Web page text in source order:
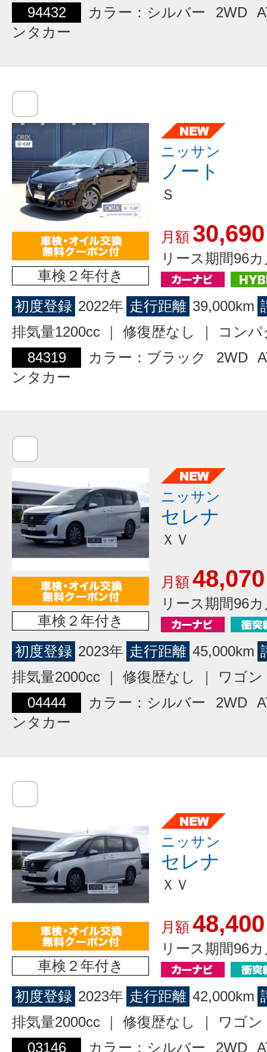
94432
カラー：シルバー 2WD
ンタカー
車検２年付き
ニッサン
ノート
Ｓ
月額 30,690
リース期間96
初度登録 2022年 走行距離 39,000km
排気量1200cc ｜ 修復歴なし ｜ コン
84319
カラー：ブラック 2WD
ンタカー
車検２年付き
ニッサン
セレナ
ＸＶ
月額48,070
リース期間96
初度登録 2023年 走行距離 45,000km
排気量2000cc ｜ 修復歴なし ｜ ワゴ
04444
カラー：シルバー 2WD
ンタカー
車検２年付き
ニッサン
セレナ
ＸＶ
月額48,400
リース期間96
初度登録 2023年 走行距離 42,000km
排気量2000cc ｜ 修復歴なし ｜ ワゴ
03146
カラー：シルバー 2WD